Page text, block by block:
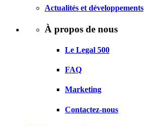
Actualités et développements
À propos de nous
Le Legal 500
FAQ
Marketing
Contactez-nous